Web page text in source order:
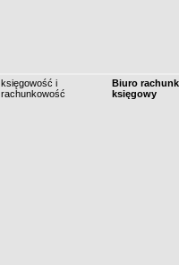
księgowość i
rachunkowość
Biuro
księgowy